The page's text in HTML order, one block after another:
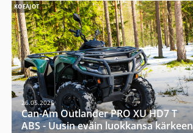
KOEAJOT
26.05.2025
Can-Am Outlander PRO XU HD7 T
ABS - Uusin eväin luokkansa kärkeen